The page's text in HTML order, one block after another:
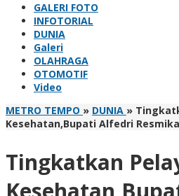
GALERI FOTO
INFOTORIAL
DUNIA
Galeri
OLAHRAGA
OTOMOTIF
Video
METRO TEMPO » DUNIA »
Kesehatan,Bupati Alfedri
Tingkatkan